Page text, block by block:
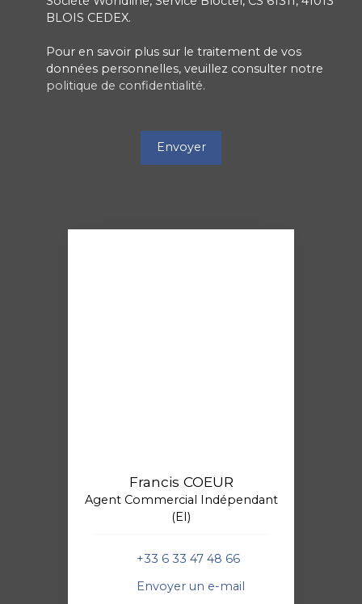
BLOIS CEDEX.
Pour en savoir plus sur le traitement de vos
données personnelles, veuillez consulter notre
politique de confidentialité.
Envoyer
Francis COEUR
Agent Commercial Indépendant
(EI)
+33 6 33 47 48 66
Envoyer un e-mail